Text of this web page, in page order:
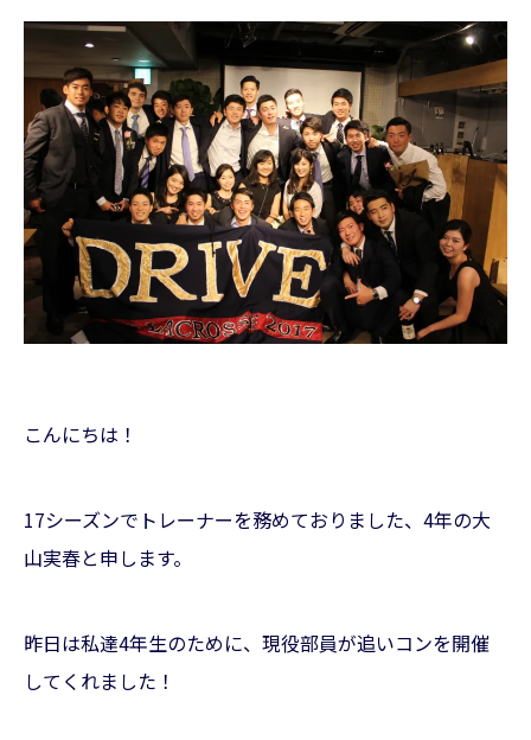
こんにちは！
17シーズンでトレーナーを務めておりました、4年の大
山実春と申します。
昨日は私達4年生のために、現役部員が追いコンを開催
してくれました！